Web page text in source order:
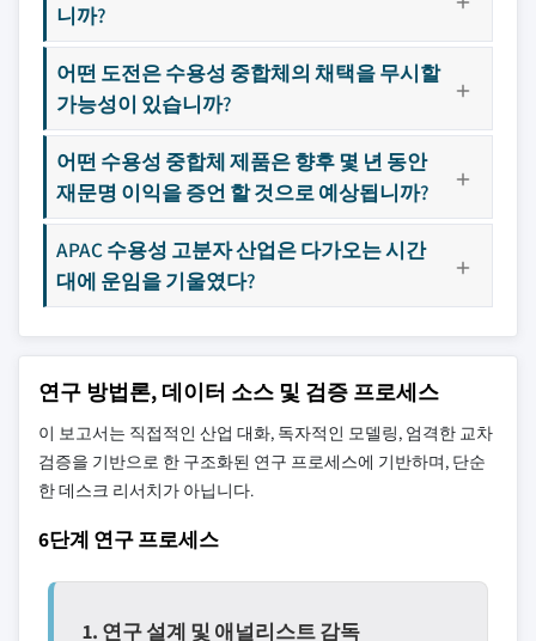
니까?
어떤 도전은 수용성 중합체의 채택을 무시할
가능성이 있습니까?
어떤 수용성 중합체 제품은 향후 몇 년 동안
재문명 이익을 증언 할 것으로 예상됩니까?
APAC 수용성 고분자 산업은 다가오는 시간
대에 운임을 기울였다?
연구 방법론, 데이터 소스 및 검증 프로세스
이 보고서는 직접적인 산업 대화, 독자적인 모델링, 엄격한 교차
검증을 기반으로 한 구조화된 연구 프로세스에 기반하며, 단순
한 데스크 리서치가 아닙니다.
6단계 연구 프로세스
1. 연구 설계 및 애널리스트 감독